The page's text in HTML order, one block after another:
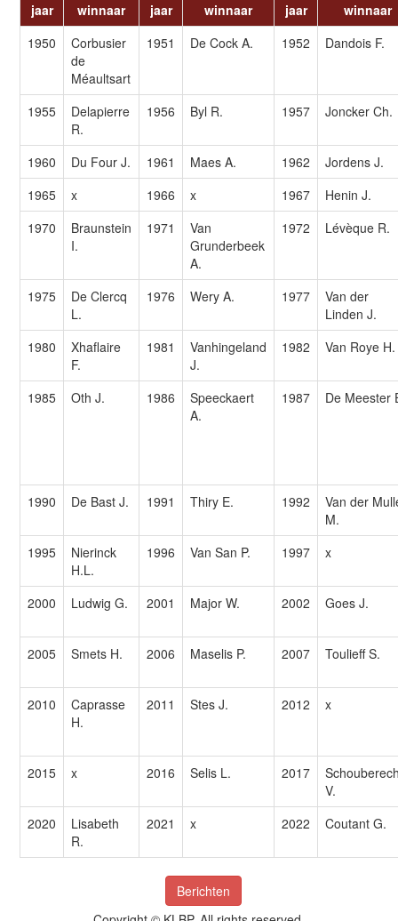
jaar winnaar jaar winnaar jaar
winnaar
1950
Corbusier
de
Méaultsart
1951 De Cock A. 1952 Dandois F.
1955
Delapierre
R.
1956 Byl R. 1957 Joncker Ch.
1960 Du Four J. 1961 Maes A. 1962
Jordens J.
1965
x 1966 x 1967
Henin J.
1970
Braunstein
I.
1971
Van
Grunderbeek
A.
1972 Lévèque R.
1975
De Clercq
L.
1976 Wery A. 1977
Van der
Linden J.
1980
Xhaflaire
F.
1981
Vanhingeland
J.
1982 Van Roye H.
1985 Oth J. 1986
Speeckaert
A.
1987 De Meester
1990 De Bast J. 1991 Thiry E. 1992
Van der
M.
1995
Nierinck
H.L.
1996 Van San P. 1997 x
2000 Ludwig G. 2001 Major W. 2002 Goes J.
2005 Smets H. 2006 Maselis P. 2007 Toulieff S.
2010
Caprasse
H.
2011 Stes J. 2012 x
2015 x 2016 Selis L. 2017
V.
2020
Lisabeth
R.
2021 x 2022 Coutant G.
Berichten